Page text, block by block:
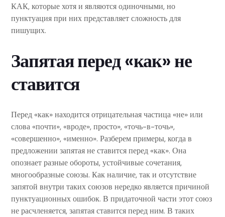
КАК, которые хотя и являются одиночными, но
пунктуация при них представляет сложность для
пишущих.
Запятая перед «как» не
ставится
Перед «как» находится отрицательная частица «не» или
слова «почти», «вроде», просто», «точь-в-точь»,
«совершенно», «именно». Разберем примеры, когда в
предложении запятая не ставится перед «как». Она
опознает разные обороты, устойчивые сочетания,
многообразные союзы. Как наличие, так и отсутствие
запятой внутри таких союзов нередко является причиной
пунктуационных ошибок. В придаточной части этот союз
не расчленяется, запятая ставится перед ним. В таких